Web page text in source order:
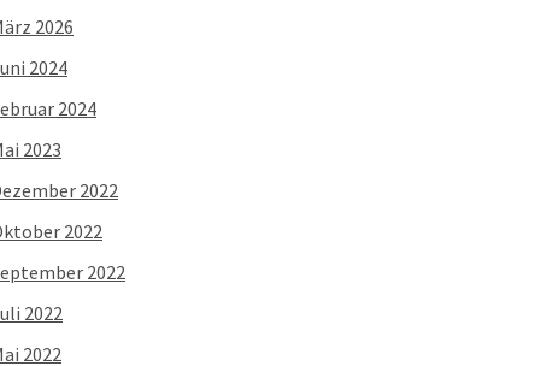
2026
2024
2024
2023
2022
2022
2022
2022
2022